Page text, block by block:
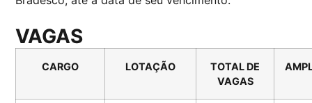
VAGAS
CARGO LOTAÇÃO
TOTAL DE
VAGAS